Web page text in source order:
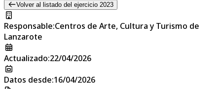
Volver al listado del ejercicio 2023
Responsable:Centros de Arte, Cultura y Turismo de
Lanzarote
Actualizado:22/04/2026
Datos desde:16/04/2026